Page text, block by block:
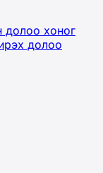
долоо хоног
долоо